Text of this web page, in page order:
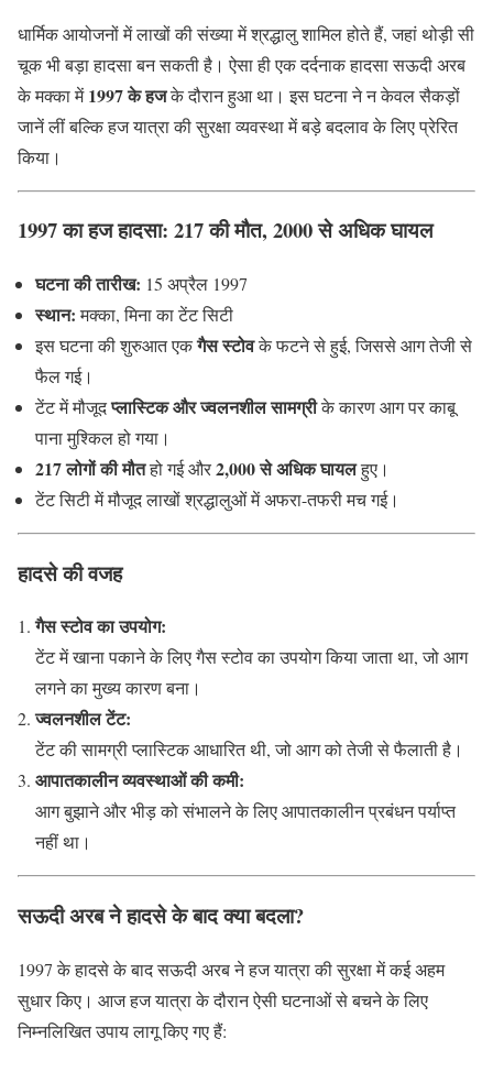
धार्मिक आयोजनों में लाखों की संख्या में श्रद्धालु शामिल होते हैं, जहां थोड़ी सी
चूक भी बड़ा हादसा बन सकती है। ऐसा ही एक दर्दनाक हादसा सऊदी अरब
के मक्का में1997 के हजके दौरान हुआ था। इस घटना ने न केवल सैकड़ों
जानें लीं बल्कि हज यात्रा की सुरक्षा व्यवस्था में बड़े बदलाव के लिए प्रेरित
किया।
1997 का हज हादसा: 217 की मौत, 2000 से अधिक घायल
घटना की तारीख: 15 अप्रैल 1997
स्थान:मक्का, मिना का टेंट सिटी
इस घटना की शुरुआत एकगैस स्टोवके फटने से हुई, जिससे आग तेजी से
फैल गई।
टेंट में मौजूदप्लास्टिक और ज्वलनशील सामग्रीके कारण आग पर काबू
पाना मुश्किल हो गया।
217 लोगों की मौतहो गई और2,000 से अधिक घायलहुए।
टेंट सिटी में मौजूद लाखों श्रद्धालुओं में अफरा-तफरी मच गई।
हादसे की वजह
गैस स्टोव का उपयोग:
टेंट में खाना पकाने के लिए गैस स्टोव का उपयोग किया जाता था, जो आग
लगने का मुख्य कारण बना।
ज्वलनशील टेंट:
टेंट की सामग्री प्लास्टिक आधारित थी, जो आग को तेजी से फैलाती है।
आपातकालीन व्यवस्थाओं की कमी:
आग बुझाने और भीड़ को संभालने के लिए आपातकालीन प्रबंधन पर्याप्त
नहीं था।
सऊदी अरब ने हादसे के बाद क्या बदला?
1997 के हादसे के बाद सऊदी अरब ने हज यात्रा की सुरक्षा में कई अहम
सुधार किए। आज हज यात्रा के दौरान ऐसी घटनाओं से बचने के लिए
निम्नलिखित उपाय लागू किए गए हैं: